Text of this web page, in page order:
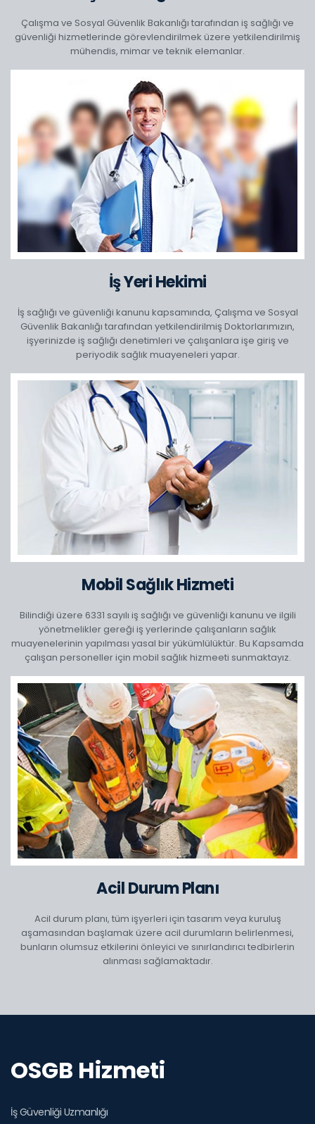
Çalışma ve Sosyal Güvenlik Bakanlığı tarafından iş sağlığı ve
güvenliği hizmetlerinde görevlendirilmek üzere yetkilendirilmiş
mühendis, mimar ve teknik elemanlar.
İş Yeri Hekimi
İş sağlığı ve güvenliği kanunu kapsamında, Çalışma ve Sosyal
Güvenlik Bakanlığı tarafından yetkilendirilmiş Doktorlarımızın,
işyerinizde iş sağlığı denetimleri ve çalışanlara işe giriş ve
periyodik sağlık muayeneleri yapar.
Mobil Sağlık Hizmeti
Bilindiği üzere 6331 sayılı iş sağlığı ve güvenliği kanunu ve ilgili
yönetmelikler gereği iş yerlerinde çalışanların sağlık
muayenelerinin yapılması yasal bir yükümlülüktür. Bu Kapsamda
çalışan personeller için mobil sağlık hizmeeti sunmaktayız.
Acil Durum Planı
Acil durum planı, tüm işyerleri için tasarım veya kuruluş
aşamasından başlamak üzere acil durumların belirlenmesi,
bunların olumsuz etkilerini önleyici ve sınırlandırıcı tedbirlerin
alınması sağlamaktadır.
OSGB Hizmeti
İş Güvenliği Uzmanlığı